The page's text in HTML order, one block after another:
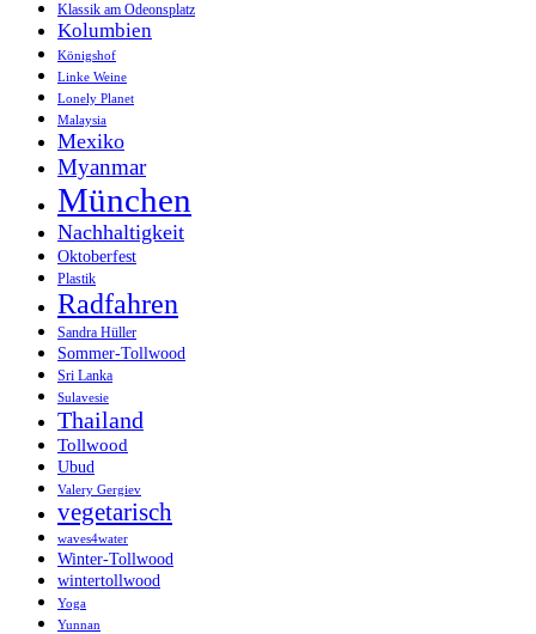
Klassik am Odeonsplatz
Kolumbien
Königshof
Linke Weine
Lonely Planet
Malaysia
Mexiko
Myanmar
München
Nachhaltigkeit
Oktoberfest
Plastik
Radfahren
Sandra Hüller
Sommer-Tollwood
Sri Lanka
Sulavesie
Thailand
Tollwood
Ubud
Valery Gergiev
vegetarisch
waves4water
Winter-Tollwood
wintertollwood
Yoga
Yunnan